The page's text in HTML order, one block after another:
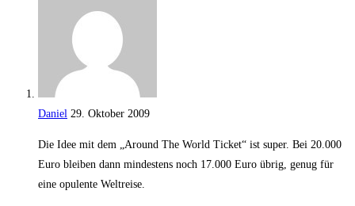
Daniel 29. Oktober 2009
Die Idee mit dem „Around The World Ticket“ ist super. Bei 20.000
Euro bleiben dann mindestens noch 17.000 Euro übrig, genug für
eine opulente Weltreise.